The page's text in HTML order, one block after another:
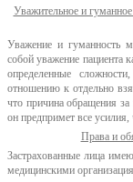
Уважительное и
Уважение и гуманность
собой уважение пациента
определенные
отношению к отдельно
что причина обращения
он предпримет все
Права и
Застрахованные лица
медицинскими